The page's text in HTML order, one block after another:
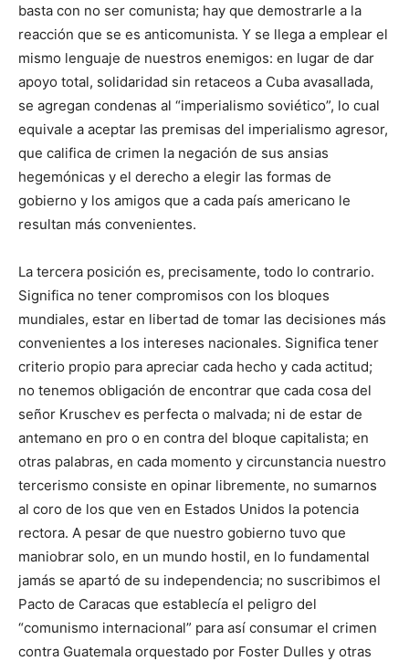
basta con no ser comunista; hay que demostrarle a la
reacción que se es anticomunista. Y se llega a emplear el
mismo lenguaje de nuestros enemigos: en lugar de dar
apoyo total, solidaridad sin retaceos a Cuba avasallada,
se agregan condenas al “imperialismo soviético”, lo cual
equivale a aceptar las premisas del imperialismo agresor,
que califica de crimen la negación de sus ansias
hegemónicas y el derecho a elegir las formas de
gobierno y los amigos que a cada país americano le
resultan más convenientes.
La tercera posición es, precisamente, todo lo contrario.
Significa no tener compromisos con los bloques
mundiales, estar en libertad de tomar las decisiones más
convenientes a los intereses nacionales. Significa tener
criterio propio para apreciar cada hecho y cada actitud;
no tenemos obligación de encontrar que cada cosa del
señor Kruschev es perfecta o malvada; ni de estar de
antemano en pro o en contra del bloque capitalista; en
otras palabras, en cada momento y circunstancia nuestro
tercerismo consiste en opinar libremente, no sumarnos
al coro de los que ven en Estados Unidos la potencia
rectora. A pesar de que nuestro gobierno tuvo que
maniobrar solo, en un mundo hostil, en lo fundamental
jamás se apartó de su independencia; no suscribimos el
Pacto de Caracas que establecía el peligro del
“comunismo internacional” para así consumar el crimen
contra Guatemala orquestado por Foster Dulles y otras